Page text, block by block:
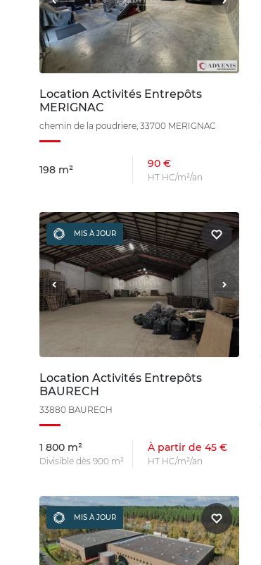
Location Activités Entrepôts
MERIGNAC
chemin de la poudriere, 33700 MERIGNAC
198 m² 90 €
HT HC/m²/an
MIS À JOUR
Location Activités Entrepôts
BAURECH
33880 BAURECH
1 800 m²
Divisible dès 900 m²
À partir de 45 €
HT HC/m²/an
MIS À JOUR